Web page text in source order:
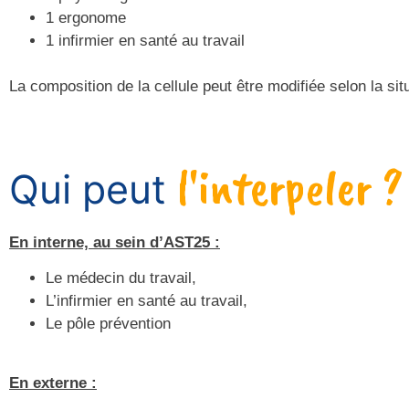
1 ergonome
1 infirmier en santé au travail
La composition de la cellule peut être modifiée selon la
Qui peut l'interpeler ?
En interne, au sein d’AST25 :
Le médecin du travail,
L’infirmier en santé au travail,
Le pôle prévention
En externe :